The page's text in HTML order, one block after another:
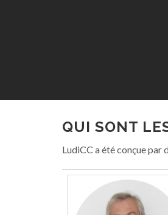
QUI SONT
LudiCC a été conçue